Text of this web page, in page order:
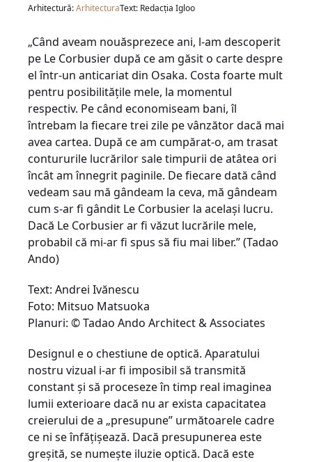
Arhitectură:ArhitecturaText: Redacția Igloo
„Când aveam nouăsprezece ani, l-am descoperit
pe Le Corbusier după ce am găsit o carte despre
el într-un anticariat din Osaka. Costa foarte mult
pentru posibilităţile mele, la momentul
respectiv. Pe când economiseam bani, îl
întrebam la fiecare trei zile pe vânzător dacă mai
avea cartea. După ce am cumpărat-o, am trasat
contururile lucrărilor sale timpurii de atâtea ori
încât am înnegrit paginile. De fiecare dată când
vedeam sau mă gândeam la ceva, mă gândeam
cum s-ar fi gândit Le Corbusier la acelaşi lucru.
Dacă Le Corbusier ar fi văzut lucrările mele,
probabil că mi-ar fi spus să fiu mai liber.” (Tadao
Ando)
Text: Andrei Ivănescu
Foto: Mitsuo Matsuoka
Planuri: © Tadao Ando Architect & Associates
Designul e o chestiune de optică. Aparatului
nostru vizual i-ar fi imposibil să transmită
constant şi să proceseze în timp real imaginea
lumii exterioare dacă nu ar exista capacitatea
creierului de a „presupune” următoarele cadre
ce ni se înfăţişează. Dacă presupunerea este
greşită, se numeşte iluzie optică. Dacă este